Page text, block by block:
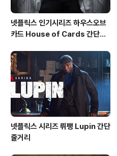
넷플릭스 인기시리즈 하우스오브
카드 House of Cards 간단줄
넷플릭스 시리즈 뤼팽 Lupin 간단
줄거리